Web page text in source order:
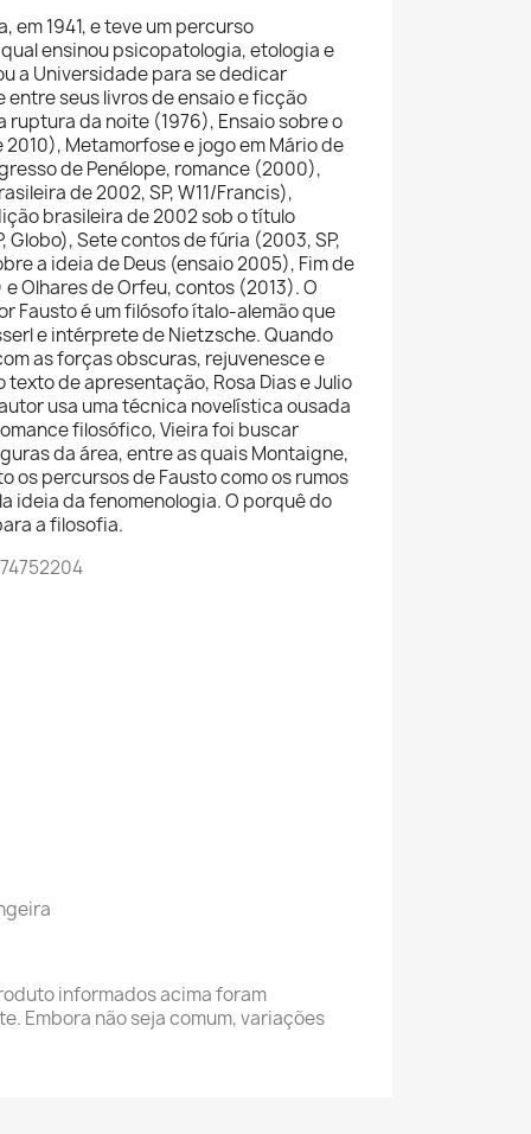
em 1941, e teve um percurso
ensinou psicopatologia, etologia e
a Universidade para se dedicar
entre seus livros de ensaio e ficção
da noite (1976), Ensaio sobre o
Metamorfose e jogo em Mário de
de Penélope, romance (2000),
de 2002, SP, W11/Francis),
brasileira de 2002 sob o título
Globo), Sete contos de fúria (2003, SP,
a ideia de Deus (ensaio 2005), Fim de
Olhares de Orfeu, contos (2013). O
Fausto é um filósofo ítalo-alemão que
e intérprete de Nietzsche. Quando
as forças obscuras, rejuvenesce e
texto de apresentação, Rosa Dias e Julio
usa uma técnica novelística ousada
filosófico, Vieira foi buscar
da área, entre as quais Montaigne,
os percursos de Fausto como os rumos
ideia da fenomenologia. O porquê do
a filosofia.
informados acima foram
Embora não seja comum, variações